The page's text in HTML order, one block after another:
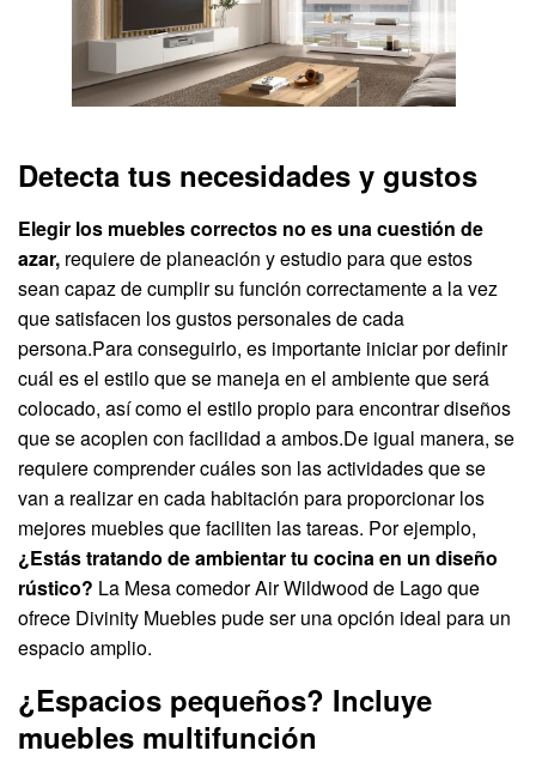
Detecta tus necesidades y gustos
Elegir los muebles correctos no es una cuestión de
azar, requiere de planeación y estudio para que estos
sean capaz de cumplir su función correctamente a la vez
que satisfacen los gustos personales de cada
persona.Para conseguirlo, es importante iniciar por definir
cuál es el estilo que se maneja en el ambiente que será
colocado, así como el estilo propio para encontrar diseños
que se acoplen con facilidad a ambos.De igual manera, se
requiere comprender cuáles son las actividades que se
van a realizar en cada habitación para proporcionar los
mejores muebles que faciliten las tareas. Por ejemplo,
¿Estás tratando de ambientar tu cocina en un diseño
rústico? La Mesa comedor Air Wildwood de Lago que
ofrece Divinity Muebles pude ser una opción ideal para un
espacio amplio.
¿Espacios pequeños? Incluye
muebles multifunción